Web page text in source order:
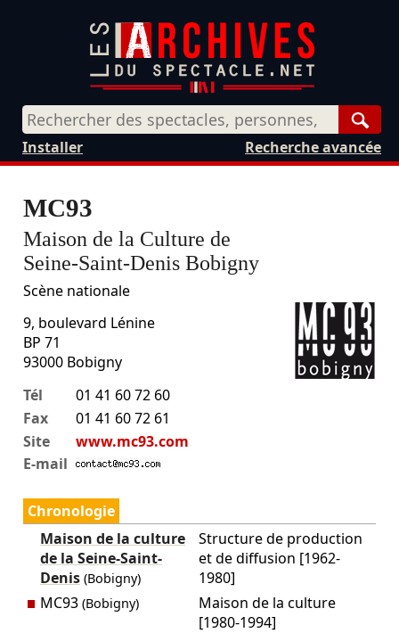
Recherche avancée
Installer
MC93
Maison de la Culture de
Seine-Saint-Denis Bobigny
Scène nationale
9, boulevard Lénine
BP 71
93000 Bobigny
Tél
01 41 60 72 60
Fax
01 41 60 72 61
Site
www.mc93.com
E-mail
Chronologie
Maison de la culture
de la Seine-Saint-
Denis(Bobigny)
Structure de production
et de diffusion [1962-
1980]
MC93 (Bobigny)
Maison de la culture
[1980-1994]